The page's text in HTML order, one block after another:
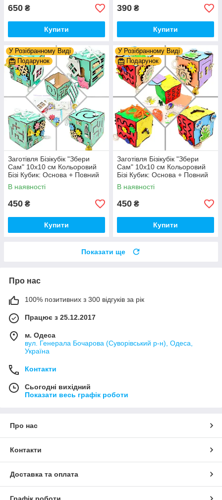
650 ₴
Купити
390 ₴
Купити
У Розібранному Виді
Подарунок
Заготівля Бізікубік "Збери
Сам" 10х10 см Кольоровий
Бізі Кубик: Основа + Повний
Комплект (в Розібраному
Виді) Кубік Бізи, Бірюза
В наявності
450 ₴
Купити
У Розібранному Виді
Подарунок
Заготівля Бізікубік "Збери
Сам" 10х10 см Кольоровий
Бізі Кубик: Основа + Повний
Комплект (в Розібраному
Виді) Кубік Бізи, Різнокол
В наявності
450 ₴
Купити
Показати ще
Про нас
100% позитивних з 300 відгуків за рік
Працює з 25.12.2017
м. Одеса
вул. Генерала Бочарова (Суворівський р-н), Одеса,
Україна
Контакти
Сьогодні вихідний
Показати весь графік роботи
Про нас
Контакти
Доставка та оплата